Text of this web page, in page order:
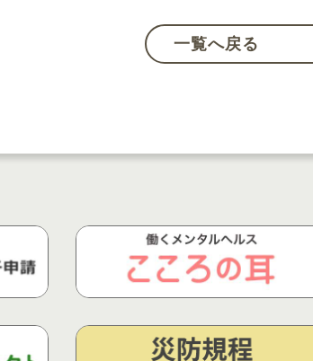
一覧へ戻る